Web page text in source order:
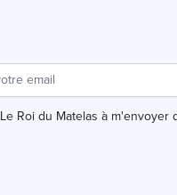
Roi du Matelas à m'envoyer